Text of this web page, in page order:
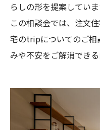
らしの形を提案していま
この相談会では、注文
宅のtripについてのご相
みや不安をご解消でき